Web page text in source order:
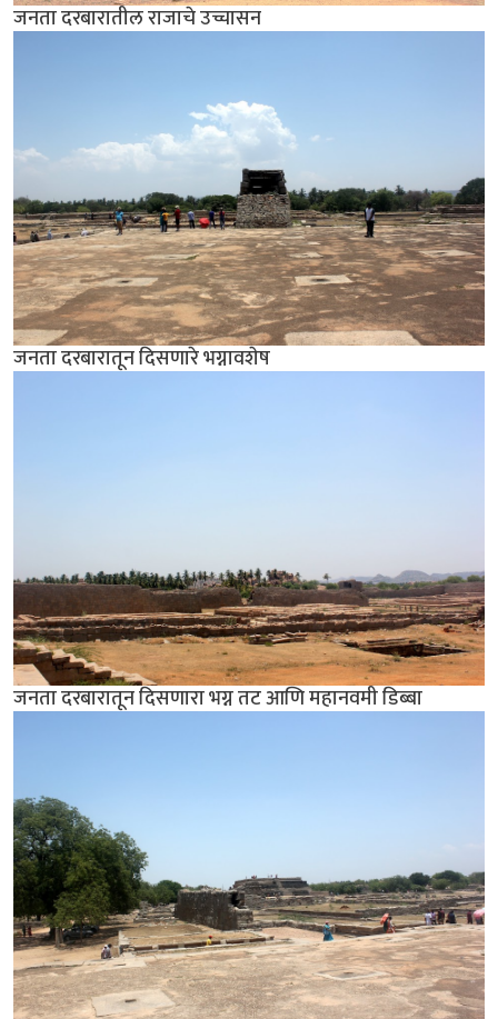
जनता दरबारातील राजाचे उच्चासन
जनता दरबारातून दिसणारे भग्नावशेष
जनता दरबारातून दिसणारा भग्न तट आणि महानवमी डिब्बा